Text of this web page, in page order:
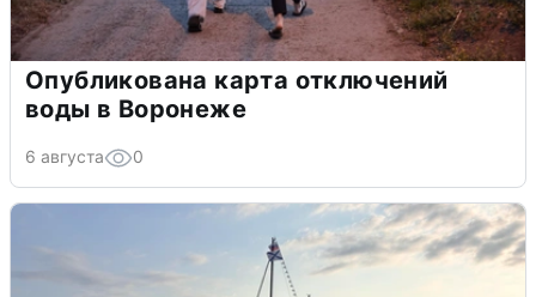
Опубликована карта отключений
воды в Воронеже
6 августа 0